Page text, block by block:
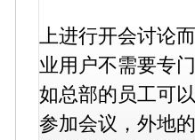
上进行开会讨论
业用户不需要专
如总部的员工可
参加会议，外地